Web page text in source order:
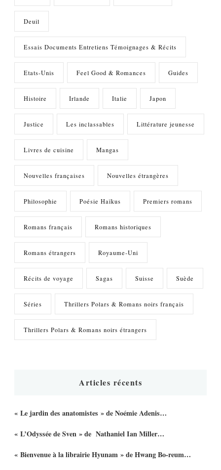
Deuil
Essais Documents Entretiens Témoignages & Récits
Etats-Unis Feel Good & Romances Guides
Histoire Irlande Italie Japon
Justice Les inclassables Littérature jeunesse
Livres de cuisine Mangas
Nouvelles françaises Nouvelles étrangères
Philosophie Poésie Haïkus Premiers romans
Romans français Romans historiques
Romans étrangers Royaume-Uni
Récits de voyage Sagas Suisse Suède
Séries Thrillers Polars & Romans noirs français
Thrillers Polars & Romans noirs étrangers
Articles récents
« Le jardin des anatomistes » de Noémie Adenis…
« L’Odyssée de Sven » de Nathaniel Ian Miller…
« Bienvenue à la librairie Hyunam » de Hwang Bo-reum…